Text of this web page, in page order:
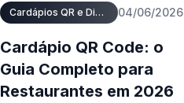
Cardápios QR e Digitais 04/06/2026
Cardápio QR Code: o
Guia Completo para
Restaurantes em 2026